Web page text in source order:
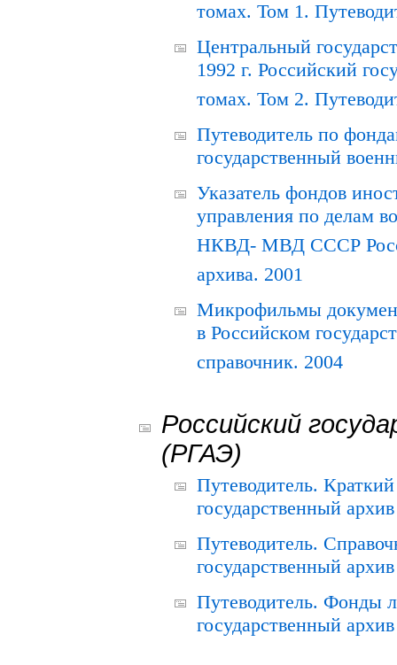
томах. Том 1.
Центральный
1992 г. Российский
томах. Том 2.
Путеводитель по
государственный
Указатель фондов
управления по делам
НКВД- МВД СССР
архива. 2001
Микрофильмы
в Российском
справочник. 2004
Российский
(РГАЭ)
Путеводитель.
государственный
Путеводитель.
государственный
Путеводитель. Фонды
государственный